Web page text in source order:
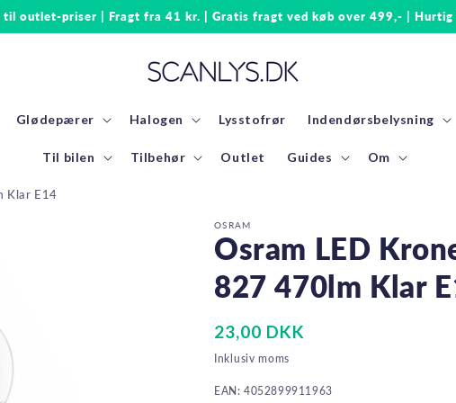
til outlet-priser | Fragt fra 41 kr. | Gratis fragt ved køb over 499,- | Hurtig
Glødepærer Halogen Lysstofrør Indendørsbelysning
Til bilen Tilbehør Outlet Guides Om
Klar E14
OSRAM
Osram LED
827 470lm Klar
Normalpris
23,00 DKK
Inklusiv moms
EAN: 4052899911963